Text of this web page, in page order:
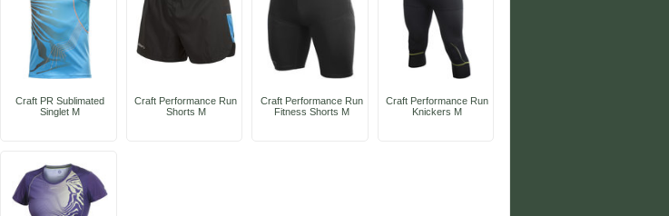
Craft PR Sublimated
Singlet M
Craft Performance Run
Shorts M
Craft Performance Run
Fitness Shorts M
Craft Performance Run
Knickers M